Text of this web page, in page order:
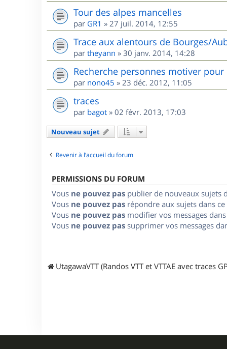
Tour des alpes mancelles
par GR1 » 27 juil. 2014, 12:55
Trace aux alentours de Bourges/
par theyann » 30 janv. 2014, 14:28
Recherche personnes motiver
par nono45 » 23 déc. 2012, 11:05
traces
par bagot » 02 févr. 2013, 17:03
Nouveau sujet
Revenir à l’accueil du forum
PERMISSIONS DU FORUM
Vous ne pouvez pas publier de nouveaux sujets
Vous ne pouvez pas répondre aux sujets dans
Vous ne pouvez pas modifier vos messages
Vous ne pouvez pas supprimer vos messages
UtagawaVTT (Randos VTT et VTTAE avec traces